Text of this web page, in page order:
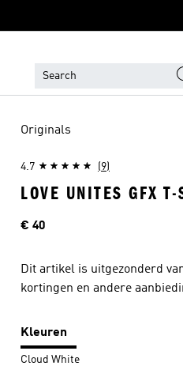
Originals
4.7 (9)
LOVE UNITES GFX T-
Price
€ 40
Dit artikel is uitgezonderd
kortingen en andere
Kleuren
Cloud White